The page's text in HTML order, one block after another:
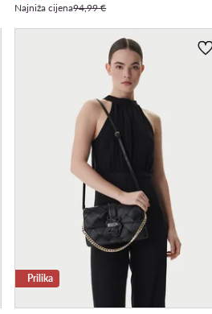
Najniža cijena94,99 €
Prilika